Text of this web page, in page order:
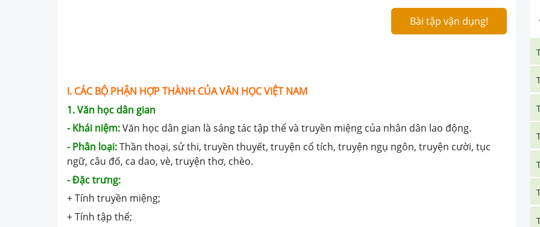
Bài tập vận dụng!
I. CÁC BỘ PHẬN HỢP THÀNH CỦA VĂN HỌC VIỆT NAM
1. Văn học dân gian
- Khái niệm:Văn học dân gian là sáng tác tập thể và truyền miệng của nhân dân lao động.
- Phân loại:Thần thoại, sử thi, truyền thuyết, truyện cổ tích, truyện ngụ ngôn, truyện cười, tục
ngữ, câu đố, ca dao, vè, truyện thơ, chèo.
- Đặc trưng:
+ Tính truyền miệng;
+ Tính tập thể;